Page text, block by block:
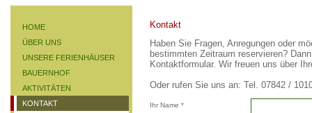
HOME
ÜBER UNS
UNSERE FERIENHÄUSER
BAUERNHOF
AKTIVITÄTEN
KONTAKT
Kontakt
Haben Sie Fragen, Anregungen oder
bestimmten Zeitraum reservieren?
Kontaktformular. Wir freuen uns über
Oder rufen Sie uns an: Tel. 07842 /
Ihr Name *